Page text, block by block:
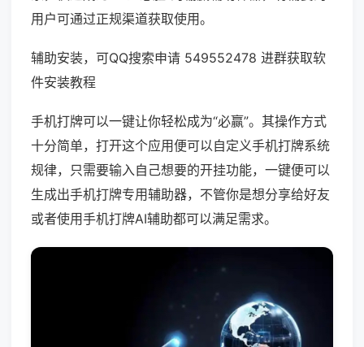
用户可通过正规渠道获取使用。
辅助安装，可QQ搜索申请 549552478 进群获取软
件安装教程
手机打牌可以一键让你轻松成为“必赢”。其操作方式
十分简单，打开这个应用便可以自定义手机打牌系统
规律，只需要输入自己想要的开挂功能，一键便可以
生成出手机打牌专用辅助器，不管你是想分享给好友
或者使用手机打牌AI辅助都可以满足需求。